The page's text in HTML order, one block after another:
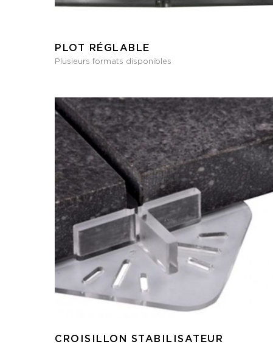
PLOT RÉGLABLE
Plusieurs formats disponibles
CROISILLON STABILISATEUR